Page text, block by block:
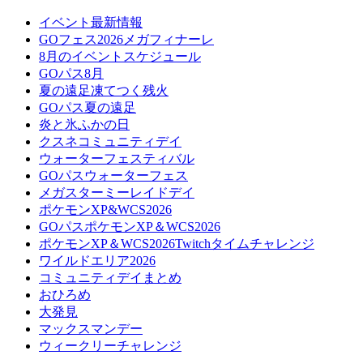
イベント最新情報
GOフェス2026メガフィナーレ
8月のイベントスケジュール
GOパス8月
夏の遠足凍てつく残火
GOパス夏の遠足
炎と氷ふかの日
クスネコミュニティデイ
ウォーターフェスティバル
GOパスウォーターフェス
メガスターミーレイドデイ
ポケモンXP&WCS2026
GOパスポケモンXP＆WCS2026
ポケモンXP＆WCS2026Twitchタイムチャレンジ
ワイルドエリア2026
コミュニティデイまとめ
おひろめ
大発見
マックスマンデー
ウィークリーチャレンジ